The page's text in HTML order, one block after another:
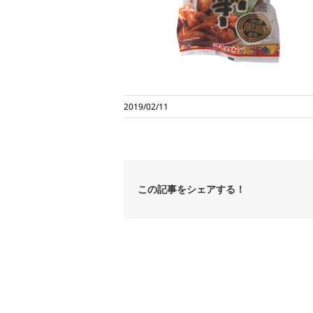
2019/02/11
この記事をシェアする！